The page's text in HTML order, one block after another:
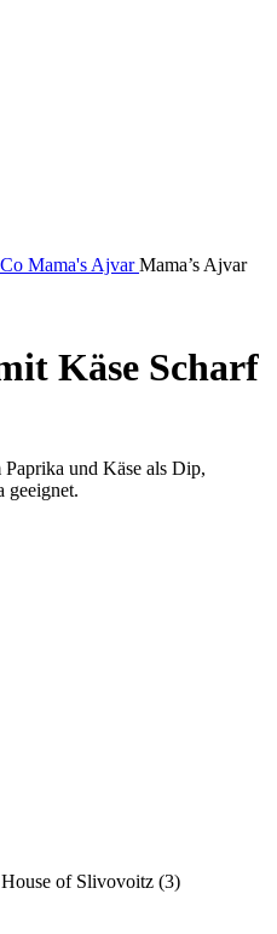
Mama's AjvarMama’s Ajvar
Käse Scharf
Paprika und Käse als Dip,
geeignet.